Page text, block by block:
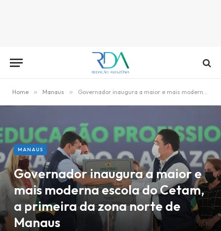
Home » Manaus » Governador inaugura a maior e mais moderna escola do Cetam, a primeira da zona norte de Manaus
MANAUS
Governador inaugura a maior e
mais moderna escola do Cetam,
a primeira da zona norte de
Manaus